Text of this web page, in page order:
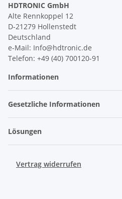
HDTRONIC GmbH
Alte Rennkoppel 12
D-21279 Hollenstedt
Deutschland
e-Mail: Info@hdtronic.de
Telefon: +49 (40) 700120-91
Informationen
Gesetzliche Informationen
Lösungen
Vertrag widerrufen